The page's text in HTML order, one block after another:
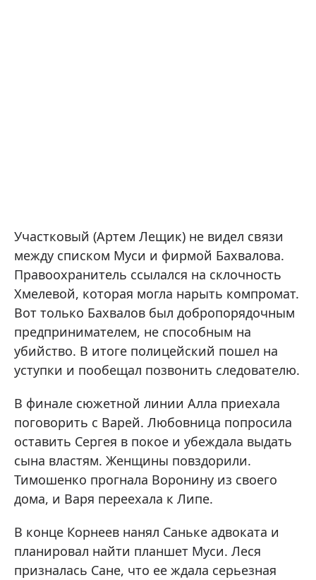
Участковый (Артем Лещик) не видел связи
между списком Муси и фирмой Бахвалова.
Правоохранитель ссылался на склочность
Хмелевой, которая могла нарыть компромат.
Вот только Бахвалов был добропорядочным
предпринимателем, не способным на
убийство. В итоге полицейский пошел на
уступки и пообещал позвонить следователю.
В финале сюжетной линии Алла приехала
поговорить с Варей. Любовница попросила
оставить Сергея в покое и убеждала выдать
сына властям. Женщины повздорили.
Тимошенко прогнала Воронину из своего
дома, и Варя переехала к Липе.
В конце Корнеев нанял Саньке адвоката и
планировал найти планшет Муси. Леся
призналась Сане, что ее ждала серьезная